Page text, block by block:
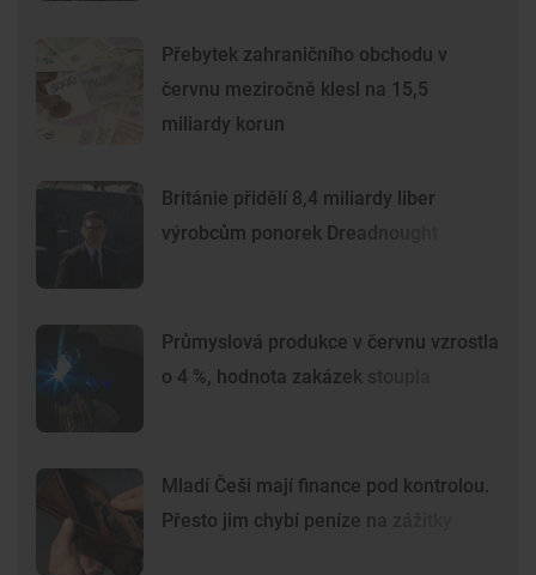
Přebytek zahraničního obchodu v
červnu meziročně klesl na 15,5
miliardy korun
Británie přidělí 8,4 miliardy liber
výrobcům ponorek Dreadnought
Průmyslová produkce v červnu vzrostla
o 4 %, hodnota zakázek stoupla
Mladí Češi mají finance pod kontrolou.
Přesto jim chybí peníze na zážitky